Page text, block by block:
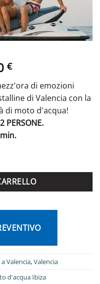
€
di emozioni
di Valencia con la
di moto d'acqua!
PERSONE.
Valencia,Valencia
d'acqua Ibiza